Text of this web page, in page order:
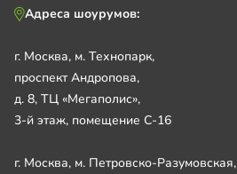
Адреса шоурумов:
г. Москва, м. Технопарк,
проспект Андропова,
д. 8, ТЦ «Мегаполис»,
3-й этаж, помещение С-16
г. Москва, м. Петровско-Разумовская,